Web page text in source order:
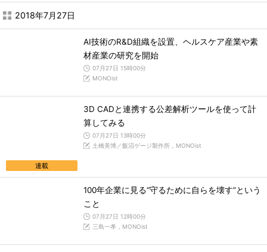
2018年7月27日
AI技術のR&D組織を設置、ヘルスケア産業や素
材産業の研究を開始
07月27日 15時00分
MONOist
連載
3D CADと連携する公差解析ツールを使って計
算してみる
07月27日 13時00分
土橋美博／飯沼ゲージ製作所，MONOist
100年企業に見る“守るために自らを壊す”という
こと
07月27日 12時00分
三島一孝，MONOist